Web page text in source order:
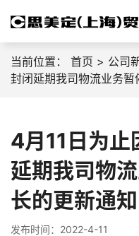
当前位置： 首页 > 公司
封闭延期我司物流业务
4月11日为止
延期我司物
长的更新通知
发布时间：2022-4-11